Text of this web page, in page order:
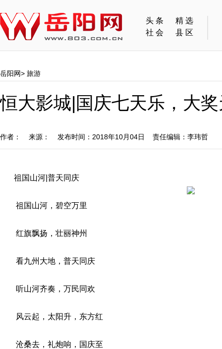
头条
精选
社会
县区
岳阳网> 旅游
恒大影城|国庆七天乐，大
作者： 来源： 发布时间：2018年10月04日 责任编辑：李玮哲
祖国山河|普天同庆
祖国山河，碧空万里
红旗飘扬，壮丽神州
看九州大地，普天同庆
听山河齐奏，万民同欢
风云起，太阳升，东方红
沧桑去，礼炮响，国庆至